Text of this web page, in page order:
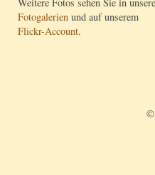
Fotogalerien und auf unserem
Flickr-Account.
©